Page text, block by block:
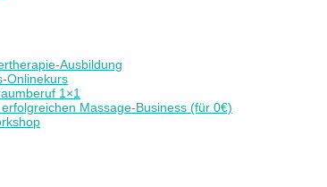
Ausbildung
Onlinekurs
1×1
Massage-Business (für 0€)